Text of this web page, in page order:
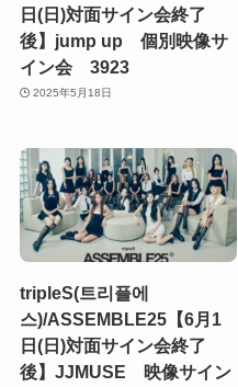
日(日)対面サイン会終了
後】jump up 個別映像サ
イン会 3923
2025年5月18日
tripleS(트리플에
스)/ASSEMBLE25【6月1
日(日)対面サイン会終了
後】JJMUSE 映像サイン